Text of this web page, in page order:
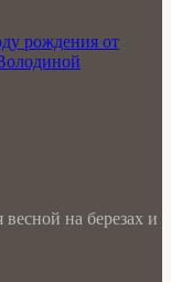
рождения от
на березах и